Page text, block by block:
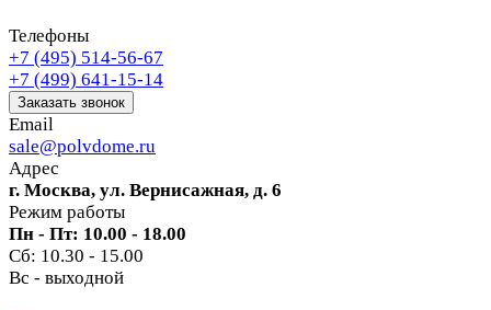
Телефоны
+7 (495) 514-56-67
+7 (499) 641-15-14
Заказать звонок
Email
sale@polvdome.ru
Адрес
г. Москва, ул. Вернисажная, д. 6
Режим работы
Пн - Пт: 10.00 - 18.00
Сб: 10.30 - 15.00
Вс - выходной